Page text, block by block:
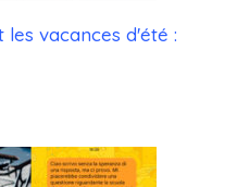
vacances d'été :